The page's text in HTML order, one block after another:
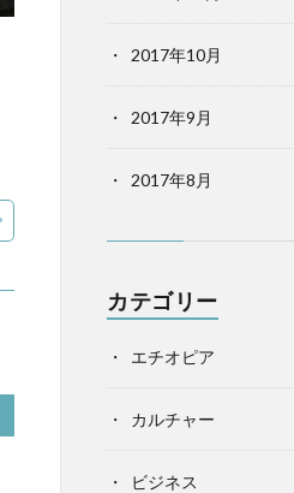
2017年10月
2017年9月
2017年8月
カテゴリー
エチオピア
カルチャー
ビジネス